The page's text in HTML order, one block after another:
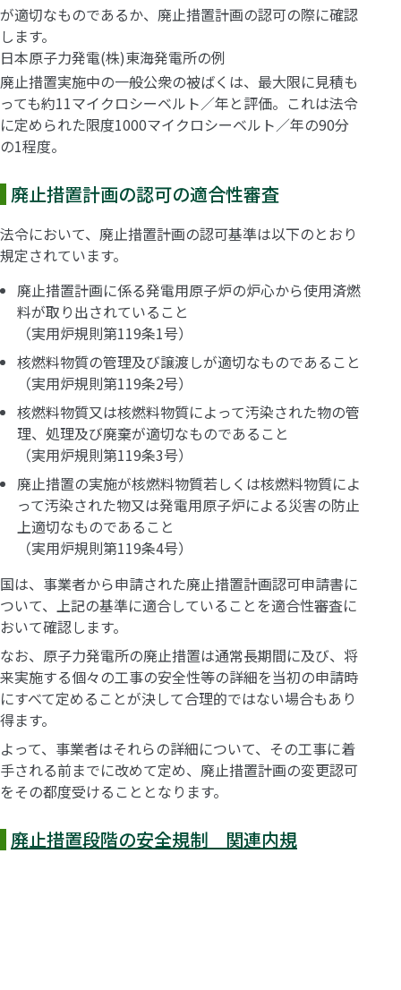
が適切なものであるか、廃止措置計画の認可の際に確認
します。
日本原子力発電(株)東海発電所の例
廃止措置実施中の一般公衆の被ばくは、最大限に見積も
っても約11マイクロシーベルト／年と評価。これは法令
に定められた限度1000マイクロシーベルト／年の90分
の1程度。
廃止措置計画の認可の適合性審査
法令において、廃止措置計画の認可基準は以下のとおり
規定されています。
廃止措置計画に係る発電用原子炉の炉心から使用済燃
料が取り出されていること
（実用炉規則第119条1号）
核燃料物質の管理及び譲渡しが適切なものであること
（実用炉規則第119条2号）
核燃料物質又は核燃料物質によって汚染された物の管
理、処理及び廃棄が適切なものであること
（実用炉規則第119条3号）
廃止措置の実施が核燃料物質若しくは核燃料物質によ
って汚染された物又は発電用原子炉による災害の防止
上適切なものであること
（実用炉規則第119条4号）
国は、事業者から申請された廃止措置計画認可申請書に
ついて、上記の基準に適合していることを適合性審査に
おいて確認します。
なお、原子力発電所の廃止措置は通常長期間に及び、将
来実施する個々の工事の安全性等の詳細を当初の申請時
にすべて定めることが決して合理的ではない場合もあり
得ます。
よって、事業者はそれらの詳細について、その工事に着
手される前までに改めて定め、廃止措置計画の変更認可
をその都度受けることとなります。
廃止措置段階の安全規制 関連内規